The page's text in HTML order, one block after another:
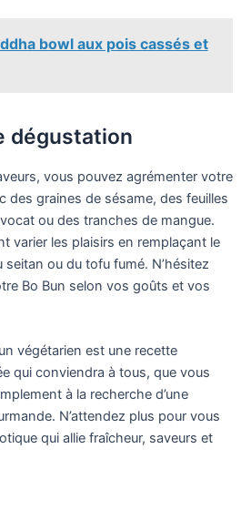
bowl aux pois cassés et
dégustation
vous pouvez agrémenter votre
des graines de sésame, des feuilles
ou des tranches de mangue.
varier les plaisirs en remplaçant le
ou du tofu fumé. N’hésitez
Bo Bun selon vos goûts et vos
végétarien est une recette
qui conviendra à tous, que vous
à la recherche d’une
N’attendez plus pour vous
qui allie fraîcheur, saveurs et